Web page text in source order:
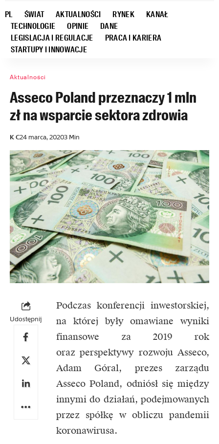
PL ŚWIAT AKTUALNOŚCI RYNEK
KANAŁ
TECHNOLOGIE
OPINIE
DANE
LEGISLACJA I REGULACJE
PRACA I KARIERA
STARTUPY I INNOWACJE
Aktualności
Asseco Poland przeznaczy 1 mln
zł na wsparcie sektora zdrowia
K C24 marca, 20203 Min
Udostępnij
Podczas konferencji inwestorskiej,
na której były omawiane wyniki
finansowe za 2019 rok
oraz perspektywy rozwoju Asseco,
Adam Góral, prezes zarządu
Asseco Poland, odniósł się między
innymi do działań, podejmowanych
przez spółkę w obliczu pandemii
koronawirusa.